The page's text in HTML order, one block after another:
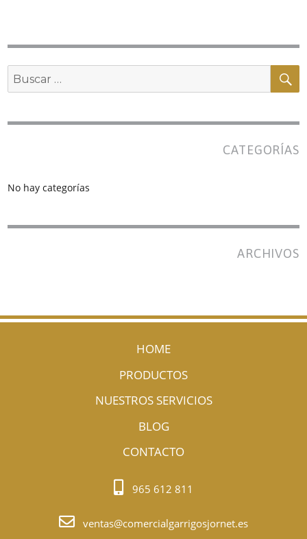
Buscar
CATEGORÍAS
No hay categorías
ARCHIVOS
HOME
PRODUCTOS
NUESTROS SERVICIOS
BLOG
CONTACTO
965 612 811
ventas@comercialgarrigosjornet.es